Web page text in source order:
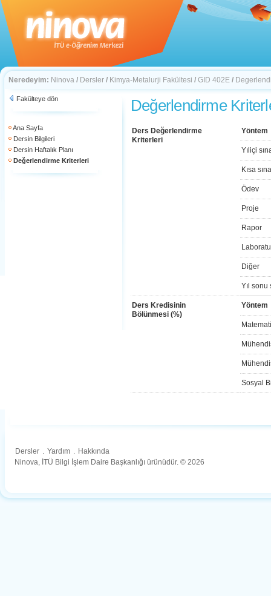
Neredeyim: Ninova / Dersler / Kimya-Metalurji Fakültesi / GID 402E /
Fakülteye dön
Ana Sayfa
Dersin Bilgileri
Dersin Haftalık Planı
Değerlendirme Kriterleri
Değerlendirme
Ders Değerlendirme
Kriterleri
Yöntem
Yıliçi
Kısa
Ödev
Proje
Rapor
Diğer
Yıl sonu
Ders Kredisinin
Bölünmesi (%)
Yöntem
Sosyal
Dersler . Yardım . Hakkında
Ninova, İTÜ Bilgi İşlem Daire Başkanlığı ürünüdür. © 2026